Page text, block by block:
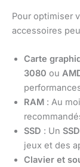
Pour optimiser
accessoires
Carte
3080 ou
RAM : Au
SSD : Un
jeux et des
Clavier et